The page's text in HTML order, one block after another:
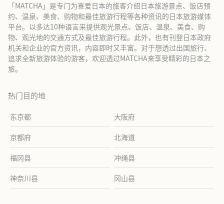
「MATCHA」是专门为喜爱日本的旅客介绍日本旅游景点、饭店预
约、温泉、美食、购物和最佳旅游行程等各种资讯的日本旅游媒体
平台。以多达10种语言来提供观光景点、饭店、温泉、美食、购
物、观光地的交通方式及最佳旅游行程。此外，也有刊登日本政府
机关和企业的官方资讯，内容即时又丰富。对于想透过出国旅行、
追求全新旅游体验的游客，欢迎透过MATCHA来享受精彩的日本之
旅。
热门目的地
东京都 大阪府
京都府 北海道
福冈县 冲绳县
神奈川县 冈山县